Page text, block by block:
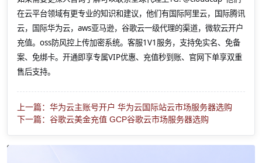
在云平台领域有更专业的知识和建议，他们有国际阿里云，国际腾讯
云，国际华为云，aws亚马逊，谷歌云一级代理的渠道，微软云开户
充值。oss防风控上传加密系统。客服1V1服务，支持免实名、免备
案、免绑卡。开通即享专属VIP优惠、充值秒到账、官网下单享双重
售后支持。
上一篇：华为云主账号开户 华为云国际站云市场服务器选购
下一篇：谷歌云美金充值 GCP谷歌云市场服务器选购